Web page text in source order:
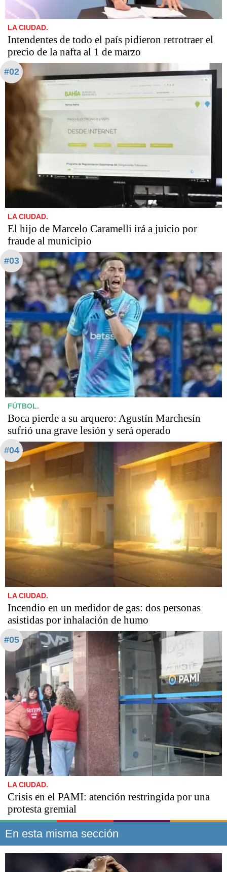
LA CIUDAD.
Intendentes de todo el país pidieron retrotraer el
precio de la nafta al 1 de marzo
#02
LA CIUDAD.
​​​​​El hijo de Marcelo Caramelli irá a juicio por
fraude al municipio
#03
FÚTBOL.
Boca pierde a su arquero: Agustín Marchesín
sufrió una grave lesión y será operado
#04
LA CIUDAD.
Incendio en un medidor de gas: dos personas
asistidas por inhalación de humo
#05
LA CIUDAD.
Crisis en el PAMI: atención restringida por una
protesta gremial
En esta misma sección